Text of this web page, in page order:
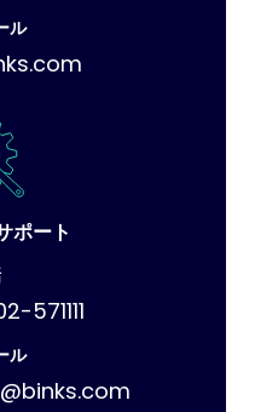
ル
ポート
571111
ル